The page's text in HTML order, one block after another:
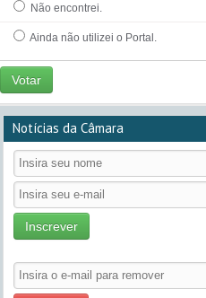
Não encontrei.
Ainda não utilizei o Portal.
Votar
Notícias da Câmara
Inscrever